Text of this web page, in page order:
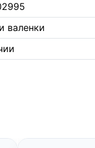
валенки